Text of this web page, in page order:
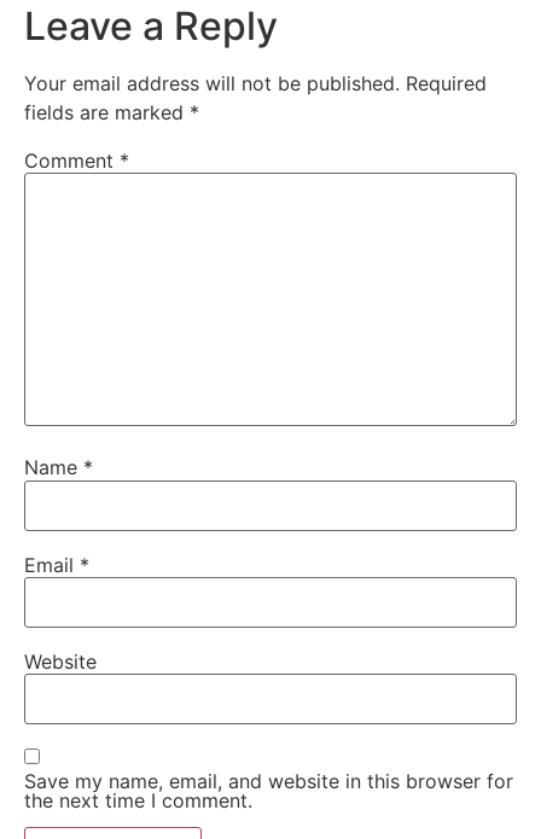
Leave a Reply
Your email address will not be published. Required
fields are marked *
Comment *
Name *
Email *
Website
Save my name, email, and website in this browser for
the next time I comment.